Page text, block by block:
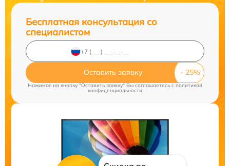
Бесплатная консультация со
специалистом
Оставить заявку
Нажимая на кнопку "Оставить заявку" Вы соглашаетесь c политикой
конфиденциальности